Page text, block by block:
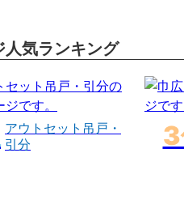
気ランキング
アウトセット吊戸・
引分